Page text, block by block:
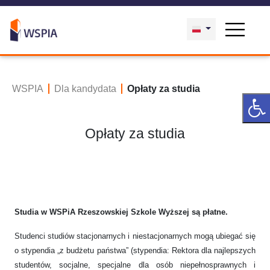
WSPIA Dla kandydata Opłaty za studia
Opłaty za studia
Studia w WSPiA Rzeszowskiej Szkole Wyższej są płatne.
Studenci studiów stacjonarnych i niestacjonarnych mogą ubiegać się
o stypendia „z budżetu państwa” (stypendia: Rektora dla najlepszych
studentów, socjalne, specjalne dla osób niepełnosprawnych i